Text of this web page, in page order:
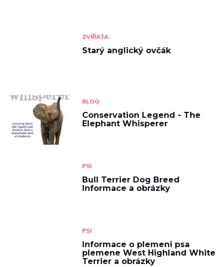
ZVÍŘATA
Starý anglický ovčák
BLOG
Conservation Legend - The
Elephant Whisperer
PSI
Bull Terrier Dog Breed
Informace a obrázky
PSI
Informace o plemeni psa
plemene West Highland White
Terrier a obrázky